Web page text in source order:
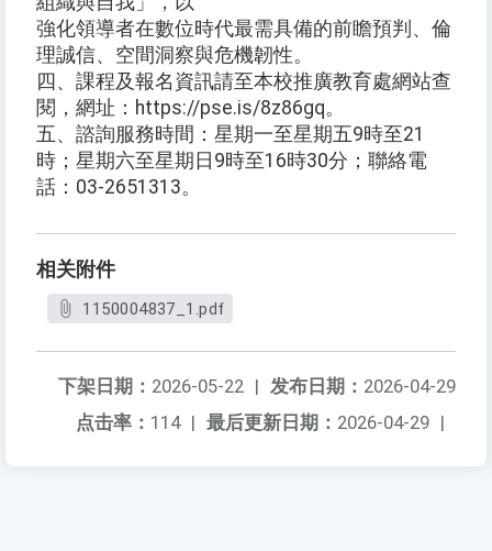
強化領導者在數位時代最需具備的前瞻預判、倫
理誠信、空間洞察與危機韌性。
四、課程及報名資訊請至本校推廣教育處網站查
閱，網址：https://pse.is/8z86gq。
五、諮詢服務時間：星期一至星期五9時至21
時；星期六至星期日9時至16時30分；聯絡電
話：03-2651313。
相关附件
1150004837_1.pdf
发布日期： 2026-04-29
下架日期： 2026-05-22 |
最后更新日期： 2026-04-29 |
点击率： 114 |